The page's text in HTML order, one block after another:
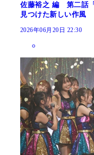
佐藤裕之 編 第二話
見つけた新しい作風
2026年06月20日 22:30